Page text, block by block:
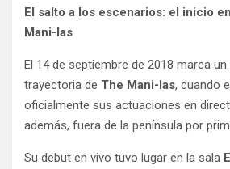
El salto a los escenarios: el inicio
Mani-las
El 14 de septiembre de 2018 marca
trayectoria de The Mani-las, cuando
oficialmente sus actuaciones en
además, fuera de la península por
Su debut en vivo tuvo lugar en la sala